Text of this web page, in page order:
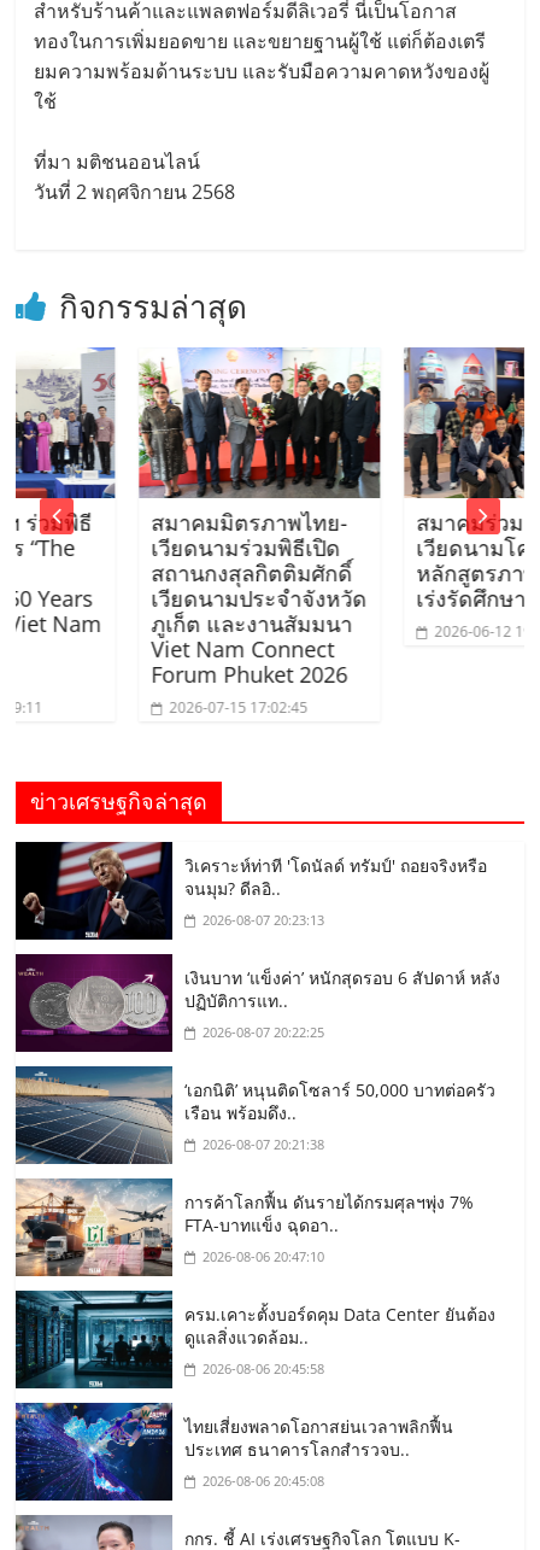
สำหรับร้านค้าและแพลตฟอร์มดีลิเวอรี่ นี่เป็นโอกาส
ทองในการเพิ่มยอดขาย และขยายฐานผู้ใช้ แต่ก็ต้องเตรี
ยมความพร้อมด้านระบบ และรับมือความคาดหวังของผู้
ใช้
ที่มา มติชนออนไลน์
วันที่ 2 พฤศจิกายน 2568
กิจกรรมล่าสุด
ธี
สมาคมมิตรภาพไทย-
เวียดนามร่วมพิธีเปิด
สถานกงสุลกิตติมศักดิ์
เวียดนามประจำจังหวัด
ภูเก็ต และงานสัมมนา
Viet Nam Connect
Forum Phuket 2026
2026-07-15 17:02:45
สมาคมร่วมนำนักศึ
เวียดนามโครงการ
หลักสูตรภาษาอังก
เร่งรัดศึกษาดูงาน
2026-06-12 19:12:38
ข่าวเศรษฐกิจล่าสุด
วิเคราะห์ท่าที 'โดนัลด์ ทรัมป์' ถอยจริงหรือ
จนมุม? ดีลอิ..
2026-08-07 20:23:13
เงินบาท ‘แข็งค่า’ หนักสุดรอบ 6 สัปดาห์ หลัง
ปฏิบัติการแท..
2026-08-07 20:22:25
‘เอกนิติ’ หนุนติดโซลาร์ 50,000 บาทต่อครัว
เรือน พร้อมดึง..
2026-08-07 20:21:38
การค้าโลกฟื้น ดันรายได้กรมศุลฯพุ่ง 7%
FTA-บาทแข็ง ฉุดอา..
2026-08-06 20:47:10
ครม.เคาะตั้งบอร์ดคุม Data Center ยันต้อง
ดูแลสิ่งแวดล้อม..
2026-08-06 20:45:58
ไทยเสี่ยงพลาดโอกาสย่นเวลาพลิกฟื้น
ประเทศ ธนาคารโลกสำรวจบ..
2026-08-06 20:45:08
กกร. ชี้ AI เร่งเศรษฐกิจโลก โตแบบ K-